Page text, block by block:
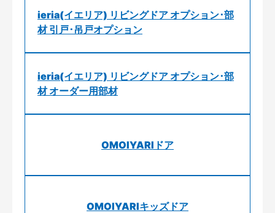
ieria(イエリア) リビングドア オプション･部
材 引戸･吊戸オプション
ieria(イエリア) リビングドア オプション･部
材 オーダー用部材
OMOIYARIドア
OMOIYARIキッズドア